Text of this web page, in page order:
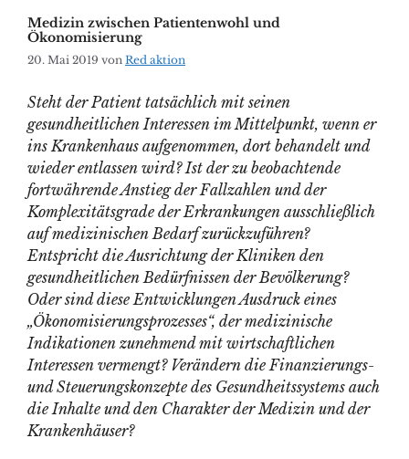
Medizin zwischen Patientenwohl und
Ökonomisierung
20. Mai 2019 von Red aktion
Steht der Patient tatsächlich mit seinen
gesundheitlichen Interessen im Mittelpunkt, wenn er
ins Krankenhaus aufgenommen, dort behandelt und
wieder entlassen wird? Ist der zu beobachtende
fortwährende Anstieg der Fallzahlen und der
Komplexitätsgrade der Erkrankungen ausschließlich
auf medizinischen Bedarf zurückzuführen?
Entspricht die Ausrichtung der Kliniken den
gesundheitlichen Bedürfnissen der Bevölkerung?
Oder sind diese Entwicklungen Ausdruck eines
„Ökonomisierungsprozesses“, der medizinische
Indikationen zunehmend mit wirtschaftlichen
Interessen vermengt? Verändern die Finanzierungs-
und Steuerungskonzepte des Gesundheitssystems auch
die Inhalte und den Charakter der Medizin und der
Krankenhäuser?